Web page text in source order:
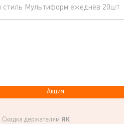
стиль Мультиформ ежеднев 20шт
Акция
Скидка держателям ЯК